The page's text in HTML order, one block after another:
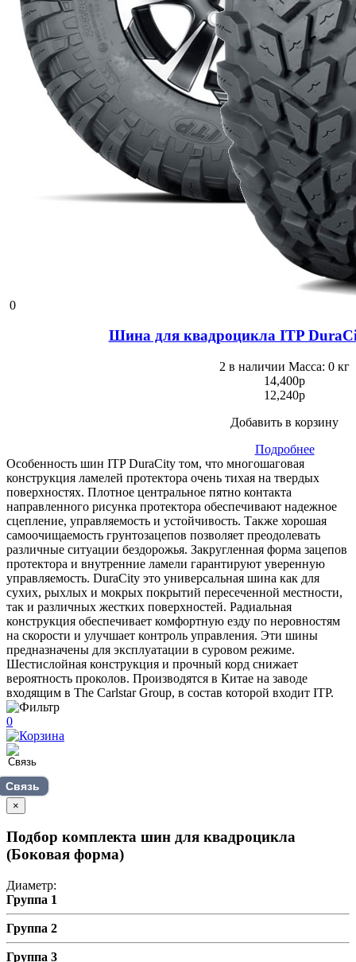
0
Шина для квадроцикла ITP
2 в наличии Масса: 0 кг
14,400p
12,240p
Добавить в корзину
Подробнее
Особенность шин ITP DuraCity том, что многошаговая
конструкция ламелей протектора очень тихая на твердых
поверхностях. Плотное центральное пятно контакта
направленного рисунка протектора обеспечивают надежное
сцепление, управляемость и устойчивость. Также хорошая
самоочищаемость грунтозацепов позволяет преодолевать
различные ситуации бездорожья. Закругленная форма зацепов
протектора и внутренние ламели гарантируют уверенную
управляемость. DuraCity это универсальная шина как для
сухих, рыхлых и мокрых покрытий пересеченной местности,
так и различных жестких поверхностей. Радиальная
конструкция обеспечивает комфортную езду по неровностям
на скорости и улучшает контроль управления. Эти шины
предназначены для эксплуатации в суровом режиме.
Шестислойная конструкция и прочный корд снижает
вероятность проколов. Производятся в Китае на заводе
входящим в The Carlstar Group, в состав которой входит ITP.
0
Связь
×
Подбор комплекта шин для квадроцикла
(Боковая форма)
Диаметр:
Группа 1
Группа 2
Группа 3